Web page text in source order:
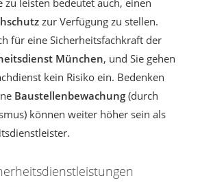
zur Verfügung zu stellen.
für eine Sicherheitsfachkraft der
München, und Sie gehen
kein Risiko ein. Bedenken
Baustellenbewachung (durch
können weiter höher sein als